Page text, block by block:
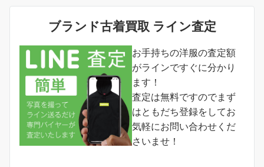
ブランド古着買取 ライン査定
お手持ちの洋服の査定額
がラインですぐに分かり
ます！
査定は無料ですのでまず
はともだち登録をしてお
気軽にお問い合わせくだ
さいませ！